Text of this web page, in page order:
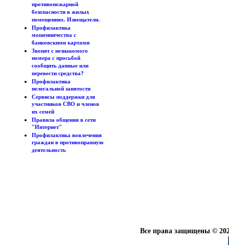
противопожарной
безопасности в жилых
помещениях. Извещатели.
Профилактика
мошенничества с
банковскими картами
Звонят с незнакомого
номера с просьбой
сообщить данные или
перевести средства?
Профилактика
нелегальной занятости
Сервисы поддержки для
участников СВО и членов
их семей
Правила общения в сети
"Интернет"
Профилактика вовлечения
граждан в противоправную
деятельность
Все права защищены ©